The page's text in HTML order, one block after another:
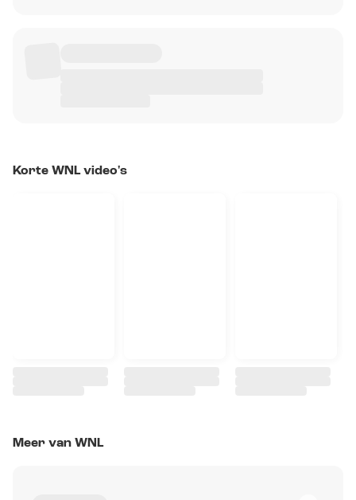
Korte WNL video's
Meer van WNL